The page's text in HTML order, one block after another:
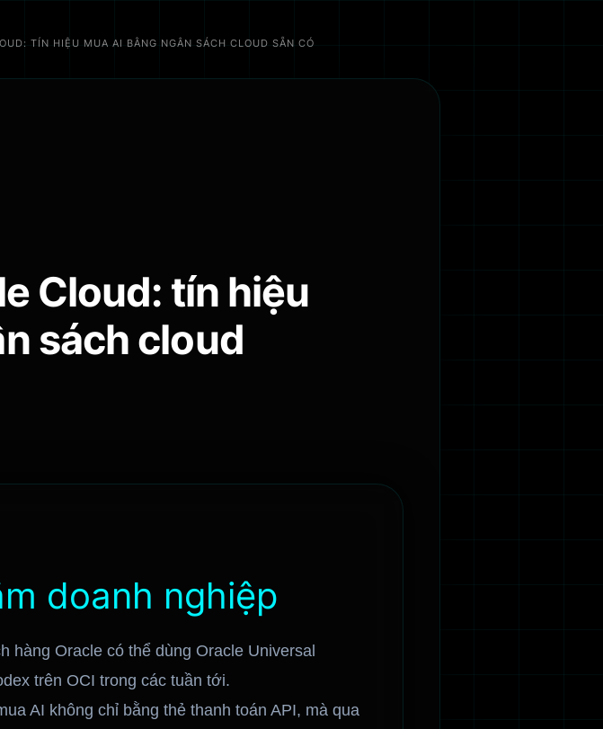
TÍN HIỆU MUA AI BẰNG NGÂN SÁCH CLOUD SẴN CÓ
Cloud: tín hiệu
sách cloud
doanh nghiệp
hàng Oracle có thể dùng Oracle Universal
trên OCI trong các tuần tới.
AI không chỉ bằng thẻ thanh toán API, mà qua